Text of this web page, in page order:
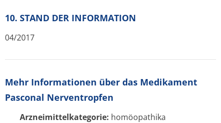
10. STAND DER INFORMATION
04/2017
Mehr Informationen über das Medikament
Pasconal Nerventropfen
Arzneimittelkategorie: homöopathika